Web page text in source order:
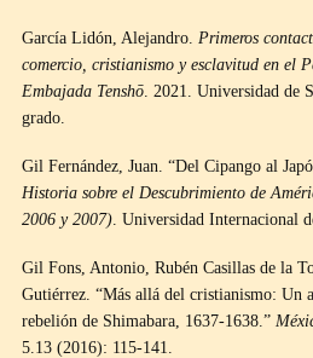
García Lidón, Alejandro. Primeros
comercio, cristianismo y esclavitud en el
Embajada Tenshō. 2021. Universidad de
grado.
Gil Fernández, Juan. “Del Cipango al
Historia sobre el Descubrimiento de
2006 y 2007). Universidad Internacional
Gil Fons, Antonio, Rubén Casillas de la
Gutiérrez. “Más allá del cristianismo: Un
rebelión de Shimabara, 1637-1638.”
5.13 (2016): 115-141.